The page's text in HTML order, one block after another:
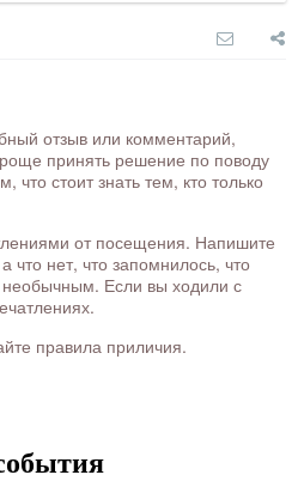
отзыв или комментарий,
принять решение по поводу
что стоит знать тем, кто только
от посещения. Напишите
что нет, что запомнилось, что
Если вы ходили с
правила приличия.